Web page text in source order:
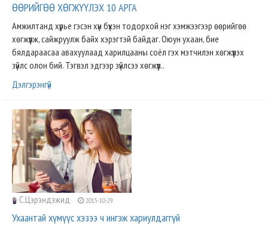
ӨӨРИЙГӨӨ ХӨГЖҮҮЛЭХ 10 АРГА
Амжилтанд хүрье гэсэн хүн бүхэн тодорхой нэг хэмжээгээр өөрийгөө
хөгжүүлж, сайжруулж байх хэрэгтэй байдаг. Оюун ухаан, бие
бялдараасаа авахуулаад харилцааны соёл гэх мэтчилэн хөгжүүлэх
зүйлс олон бий. Тэгвэл эдгээр зүйлсээ хөгжүүл..
Дэлгэрэнгүй
С.Цэрэндэжид 2015-10-29
Ухаантай хүмүүс хэзээ ч ингэж хариулдаггүй